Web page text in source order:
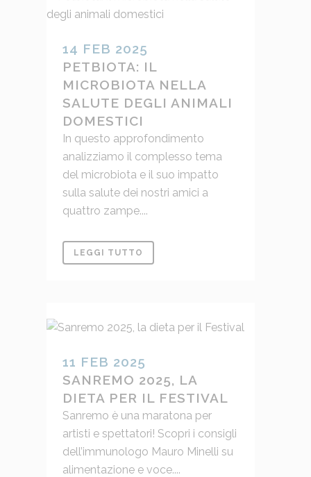
14 FEB 2025
PETBIOTA: IL
MICROBIOTA NELLA
SALUTE DEGLI ANIMALI
DOMESTICI
In questo approfondimento
analizziamo il complesso tema
del microbiota e il suo impatto
sulla salute dei nostri amici a
quattro zampe....
LEGGI TUTTO
11 FEB 2025
SANREMO 2025, LA
DIETA PER IL FESTIVAL
Sanremo è una maratona per
artisti e spettatori! Scopri i consigli
dell’immunologo Mauro Minelli su
alimentazione e voce....